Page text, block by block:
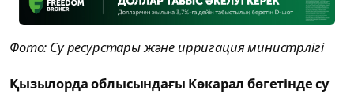
Фото: Су ресурстары және ирригация министрлігі
Қызылорда облысындағы Көкарал бөгетінде су